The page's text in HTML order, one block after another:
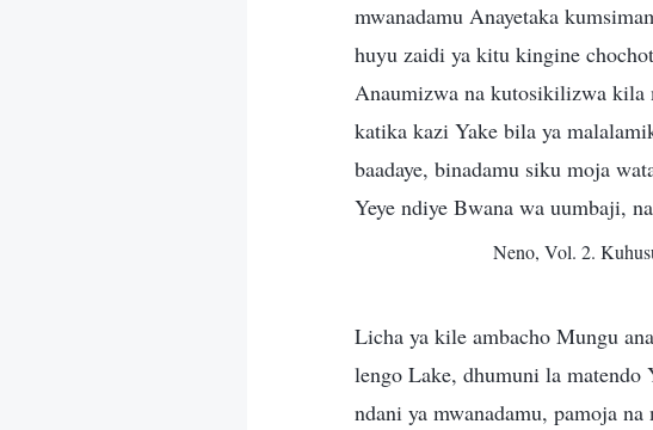
mwanadamu Anayetaka
huyu zaidi ya kitu kingine
Anaumizwa na kutosikilizwa kila
katika kazi Yake bila ya
baadaye, binadamu siku moja
Yeye ndiye Bwana wa uumbaji,
Neno, Vol. 2.
Licha ya kile ambacho Mungu
lengo Lake, dhumuni la
ndani ya mwanadamu, pamoja